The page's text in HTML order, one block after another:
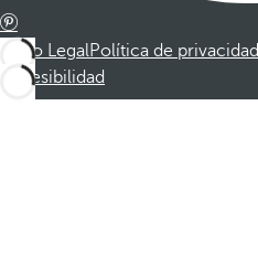
Aviso LegalPolítica de privacidad
Accesibilidad